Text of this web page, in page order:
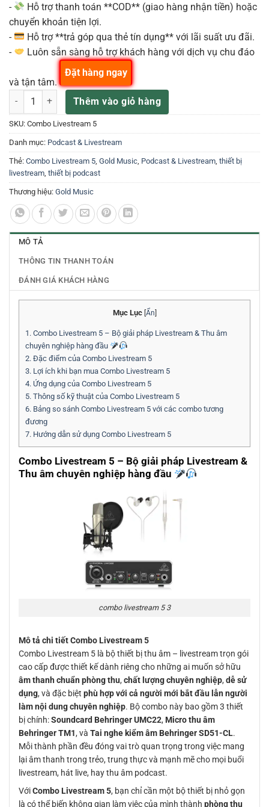
-
Hỗ trợ thanh toán **COD** (giao hàng nhận tiền) hoặc
chuyển khoản tiện lợi.
-
Hỗ trợ **trả góp qua thẻ tín dụng** với lãi suất ưu đãi.
-
Luôn sẵn sàng hỗ trợ khách hàng với dịch vụ chu đáo
và tận tâm.
Combo Livestream 5 số lượngThêm vào giỏ hàng
Đặt hàng ngay
SKU: Combo Livestream 5
Danh mục: Podcast & Livestream
Thẻ: Combo Livestream 5 Gold Music Podcast & Livestream thiết bị
livestream thiết bị podcast
Thương hiệu: Gold Music
MÔ TẢ
THÔNG TIN THANH TOÁN
ĐÁNH GIÁ KHÁCH HÀNG
Mục Lục Ẩn
1. Combo Livestream 5 – Bộ giải pháp Livestream & Thu âm
chuyên nghiệp hàng đầu
2. Đặc điểm của Combo Livestream 5
3. Lợi ích khi bạn mua Combo Livestream 5
4. Ứng dụng của Combo Livestream 5
5. Thông số kỹ thuật của Combo Livestream 5
6. Bảng so sánh Combo Livestream 5 với các combo tương
đương
7. Hướng dẫn sử dụng Combo Livestream 5
Combo Livestream 5 – Bộ giải pháp Livestream &
Thu âm chuyên nghiệp hàng đầu
combo livestream 5 3
Mô tả chi tiết Combo Livestream 5
Combo Livestream 5 là bộ thiết bị thu âm – livestream trọn gói
cao cấp được thiết kế dành riêng cho những ai muốn sở hữu
âm thanh chuẩn phòng thu, chất lượng chuyên nghiệp, dễ sử
dụng, và đặc biệt phù hợp với cả người mới bắt đầu lẫn người
làm nội dung chuyên nghiệp. Bộ combo này bao gồm 3 thiết
bị chính:Soundcard Behringer UMC22, Micro thu âm
Behringer TM1, và Tai nghe kiểm âm Behringer SD51-CL.
Mỗi thành phần đều đóng vai trò quan trọng trong việc mang
lại âm thanh trong trẻo, trung thực và mạnh mẽ cho mọi buổi
livestream, hát live, hay thu âm podcast.
VớiCombo Livestream 5, bạn chỉ cần một bộ thiết bị nhỏ gọn
là có thể biến không gian làm việc của mình thành phòng thu